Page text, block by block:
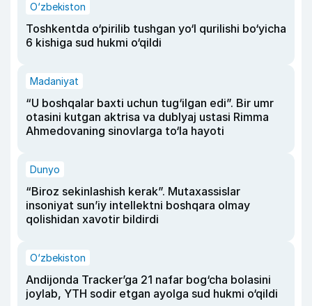
O‘zbekiston
Toshkentda o‘pirilib tushgan yo‘l qurilishi bo‘yicha
6 kishiga sud hukmi o‘qildi
Madaniyat
“U boshqalar baxti uchun tug‘ilgan edi”. Bir umr
otasini kutgan aktrisa va dublyaj ustasi Rimma
Ahmedovaning sinovlarga to‘la hayoti
Dunyo
“Biroz sekinlashish kerak”. Mutaxassislar
insoniyat sun’iy intellektni boshqara olmay
qolishidan xavotir bildirdi
O‘zbekiston
Andijonda Tracker’ga 21 nafar bog‘cha bolasini
joylab, YTH sodir etgan ayolga sud hukmi o‘qildi